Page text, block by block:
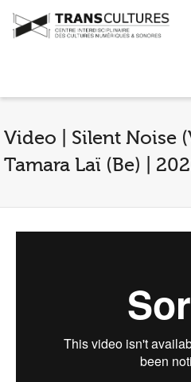
Video | Silent Noise
Tamara Laï (Be) |